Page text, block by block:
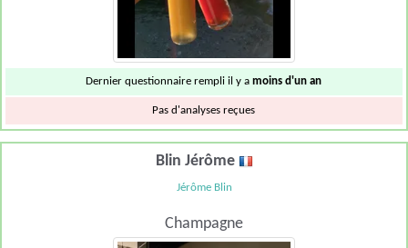
Dernier questionnaire rempli il y amoins d'un an
Pas d'analyses reçues
Blin Jérôme
Jérôme Blin
Champagne